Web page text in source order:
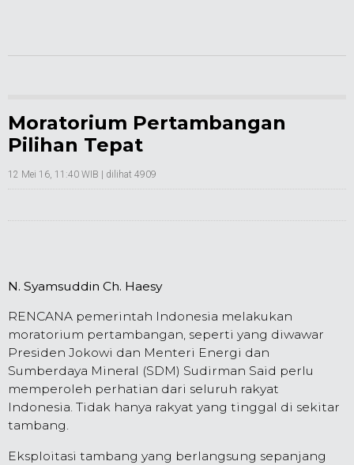
Moratorium Pertambangan
Pilihan Tepat
12 Mei 16, 11:40 WIB | dilihat 4909
N. Syamsuddin Ch. Haesy
RENCANA pemerintah Indonesia melakukan
moratorium pertambangan, seperti yang diwawar
Presiden Jokowi dan Menteri Energi dan
Sumberdaya Mineral (SDM) Sudirman Said perlu
memperoleh perhatian dari seluruh rakyat
Indonesia. Tidak hanya rakyat yang tinggal di sekitar
tambang.
Eksploitasi tambang yang berlangsung sepanjang